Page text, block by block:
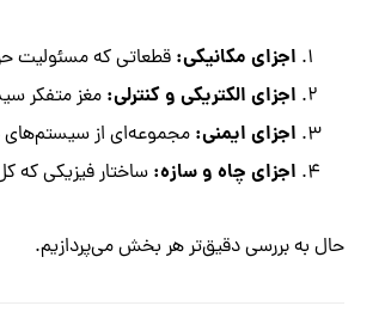
اجزای مکانیکی: قطعاتی که مسئولیت
اجزای الکتریکی و کنترلی: مغز متفکر
اجزای ایمنی: مجموعه‌ای از سیستم‌های
اجزای چاه و سازه: ساختار فیزیکی که
حال به بررسی دقیق‌تر هر بخش می‌پردازیم.